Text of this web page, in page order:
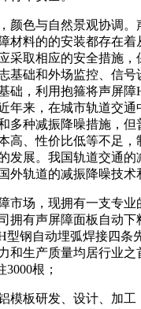
颜色与自然景观协调。
材料的的安装都存在着
采取相应的安全措施，
基础和外场监控、信号
础，利用抱箍将声屏障
年来，在城市轨道交通
多种减振降噪措施，但
高、性价比低等不足，
发展。我国轨道交通的
外轨道的减振降噪技术
市场，现拥有一支专业
拥有声屏障面板自动下
型钢自动埋弧焊接四条
和生产质量均居行业之
根；
模板研发、设计、加工